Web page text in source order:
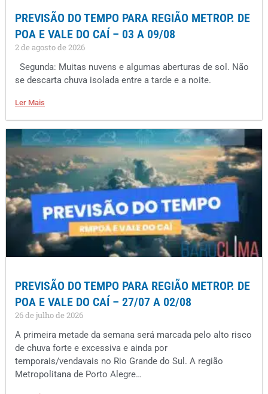
PREVISÃO DO TEMPO PARA REGIÃO METROP. DE
POA E VALE DO CAÍ – 03 A 09/08
2 de agosto de 2026
Segunda: Muitas nuvens e algumas aberturas de sol. Não
se descarta chuva isolada entre a tarde e a noite.
Ler Mais
PREVISÃO DO TEMPO PARA REGIÃO METROP. DE
POA E VALE DO CAÍ – 27/07 A 02/08
26 de julho de 2026
A primeira metade da semana será marcada pelo alto risco
de chuva forte e excessiva e ainda por
temporais/vendavais no Rio Grande do Sul. A região
Metropolitana de Porto Alegre…